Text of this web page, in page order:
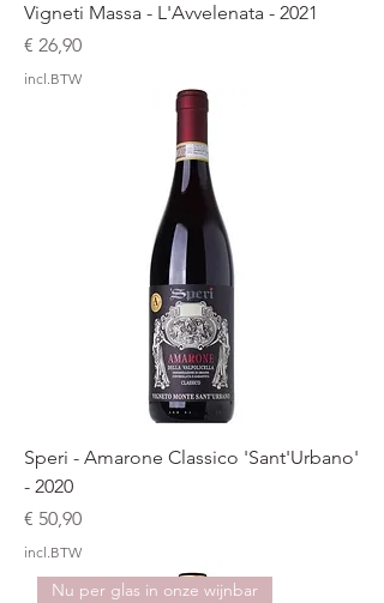
Vigneti Massa - L'Avvelenata - 2021
Prijs
€ 26,90
incl.BTW
Speri - Amarone Classico 'Sant'Urbano'
- 2020
Prijs
€ 50,90
incl.BTW
Nu per glas in onze wijnbar